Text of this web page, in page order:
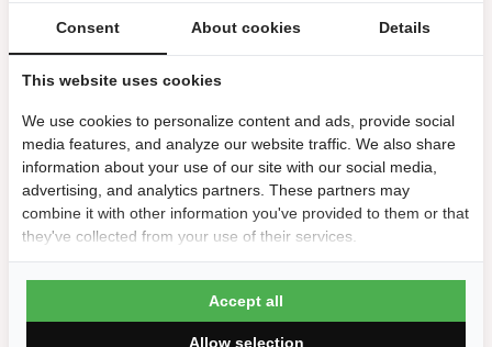
Inklapbare Voetbaltafel
Knight Foldable
Op voorraad
314.99
Klemmen voor Schuifranden
(per 8 stuks)
24.99
Consent About cookies Details
This website uses cookies
We use cookies to personalize content and ads, provide social
media features, and analyze our website traffic. We also share
information about your use of our site with our social media,
advertising, and analytics partners. These partners may
combine it with other information you've provided to them or that
they've collected from your use of their services.
Allow selection
Accept all